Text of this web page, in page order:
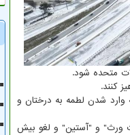
متحده شود.
کنند.
وارد شدن لطمه به درختان و
ورث" و "آستین" و لغو بیش